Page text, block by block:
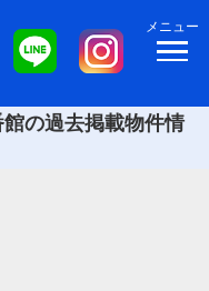
メニュー
の過去掲載物件情